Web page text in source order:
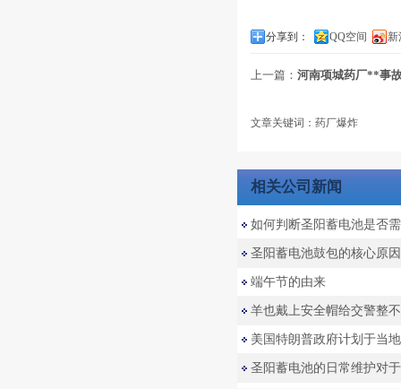
分享到： QQ空间 新
上一篇： 河南项城药厂**事
文章关键词：药厂爆炸
相关公司新闻
如何判断圣阳蓄电池是否
圣阳蓄电池鼓包的核心原因
端午节的由来
羊也戴上安全帽给交警整
美国特朗普政府计划于当
圣阳蓄电池的日常维护对